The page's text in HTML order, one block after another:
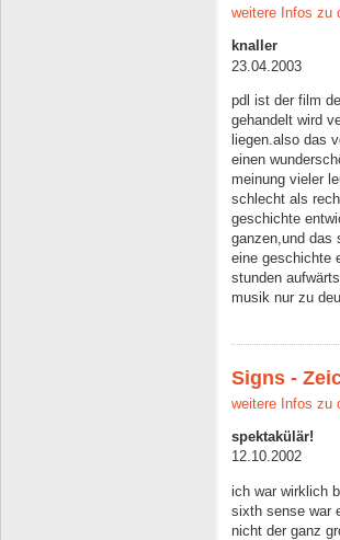
weitere Infos zu
knaller
23.04.2003
pdl ist der film
gehandelt wird
liegen.also das
einen
meinung vieler
schlecht als
geschichte
ganzen,und das
eine geschichte
stunden
musik nur zu
Signs -
weitere Infos zu
spektakülär!
12.10.2002
ich war wirklich
sixth sense war
nicht der ganz